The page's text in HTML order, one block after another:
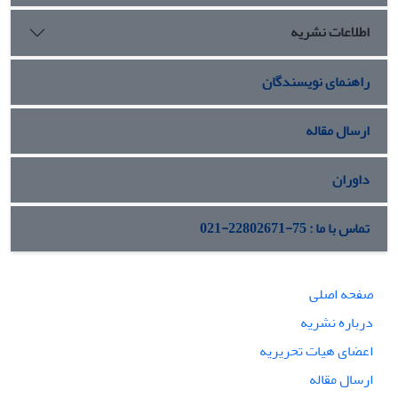
اطلاعات نشریه
راهنمای نویسندگان
ارسال مقاله
داوران
تماس با ما : 75-22802671-021
صفحه اصلی
درباره نشریه
اعضای هیات تحریریه
ارسال مقاله